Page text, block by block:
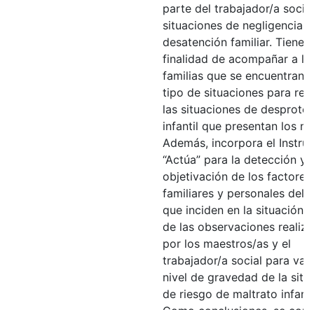
parte del trabajador/a
situaciones de negligencia
desatención familiar. Tiene
finalidad de acompañar a
familias que se encuentran
tipo de situaciones para
las situaciones de
infantil que presentan los
Además, incorpora el
“Actúa” para la detección y
objetivación de los
familiares y personales del
que inciden en la situación
de las observaciones
por los maestros/as y el
trabajador/a social para
nivel de gravedad de la
de riesgo de maltrato